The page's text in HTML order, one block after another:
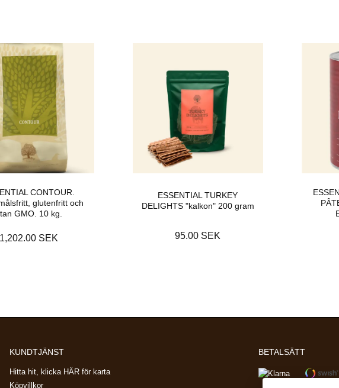
CONTOUR.
glutenfritt och
GMO. 10 kg.
1,202.00 SEK
ESSENTIAL TURKEY
DELIGHTS "kalkon" 200 gram
95.00 SEK
KUNDTJÄNST
Hitta hit, klicka HÄR för karta
Köpvillkor
BETALSÄTT